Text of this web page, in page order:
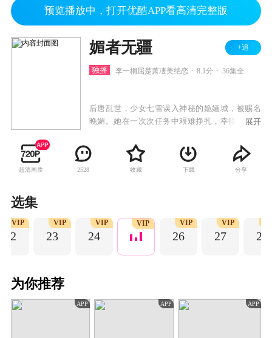
预览播放中，打开优酷APP看高清完整版
媚者无疆 +追
独播 李一桐屈楚萧凄美绝恋 8.1分 36集全
后唐乱世，少女七雪误入神秘的姽婳城，被赐名
晚媚。她在一次次任务中艰难挣扎，幸得身世成
晚媚涅槃重生，成为新任城主，而这一切尽在公
子的算计之中……
展开
超清画质 2528 收藏 下载 分享
选集
22
VIP
23
VIP
24
VIP VIP
26
VIP
27
VIP
28
为你推荐
APP APP APP